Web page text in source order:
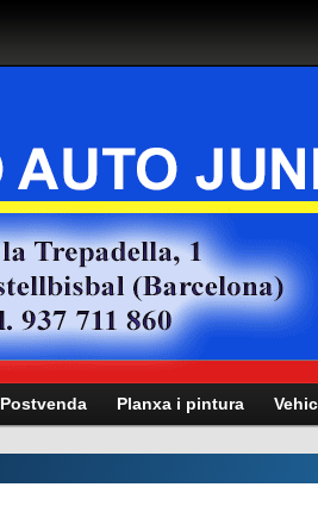
Postvenda Planxa i pintura